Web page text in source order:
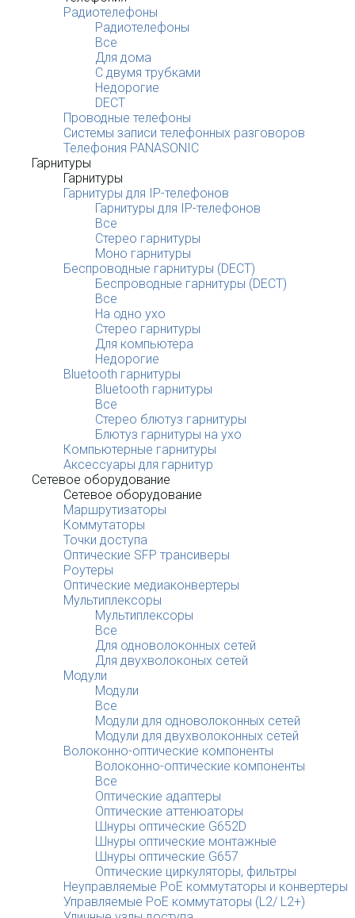
Радиотелефоны
Радиотелефоны
Все
Для дома
С двумя трубками
Недорогие
DECT
Проводные телефоны
Системы записи телефонных разговоров
Телефония PANASONIC
Гарнитуры
Гарнитуры
Гарнитуры для IP-телефонов
Гарнитуры для IP-телефонов
Все
Стерео гарнитуры
Моно гарнитуры
Беспроводные гарнитуры (DECT)
Беспроводные гарнитуры (DECT)
Все
На одно ухо
Стерео гарнитуры
Для компьютера
Недорогие
Bluetooth гарнитуры
Bluetooth гарнитуры
Все
Стерео блютуз гарнитуры
Блютуз гарнитуры на ухо
Компьютерные гарнитуры
Аксессуары для гарнитур
Сетевое оборудование
Сетевое оборудование
Маршрутизаторы
Коммутаторы
Точки доступа
Оптические SFP трансиверы
Роутеры
Оптические медиаконвертеры
Мультиплексоры
Мультиплексоры
Все
Для одноволоконных сетей
Для двухволоконых сетей
Модули
Модули
Все
Модули для одноволоконных сетей
Модули для двухволоконных сетей
Волоконно-оптические компоненты
Волоконно-оптические компоненты
Все
Оптические адаптеры
Оптические аттенюаторы
Шнуры оптические G652D
Шнуры оптические монтажные
Шнуры оптические G657
Оптические циркуляторы, фильтры
Неуправляемые PoE коммутаторы и конвертеры
Управляемые PoE коммутаторы (L2/ L2+)